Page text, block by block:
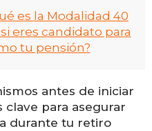
es la Modalidad 40
eres candidato para
tu pensión?
antes de iniciar
para asegurar
durante tu retiro